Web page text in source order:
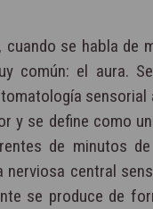
se habla de
común: el aura.
sensorial
y se define como
de minutos
nerviosa central
se produce de